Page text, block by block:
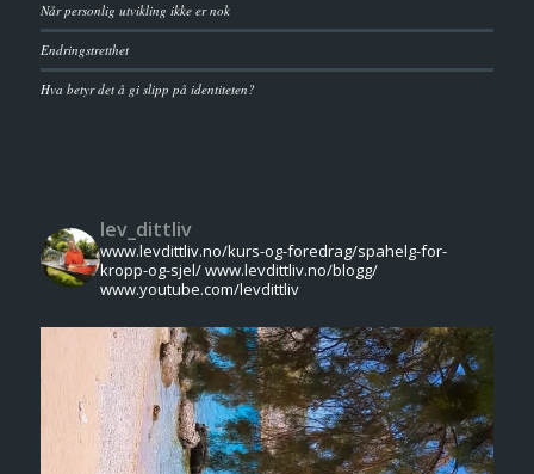
Når personlig utvikling ikke er nok
Endringstretthet
Hva betyr det å gi slipp på identiteten?
lev_dittliv
www.levdittliv.no/kurs-og-foredrag/spahelg-for-
kropp-og-sjel/www.levdittliv.no/blogg/
www.youtube.com/levdittliv